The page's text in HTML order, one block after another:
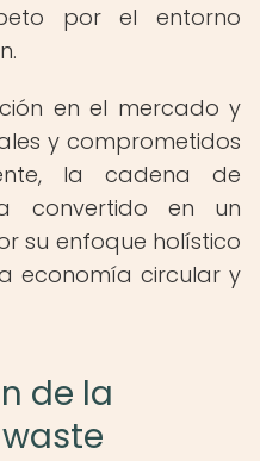
por el entorno
en el mercado y
y comprometidos
la cadena de
convertido en un
su enfoque holístico
economía circular y
de la